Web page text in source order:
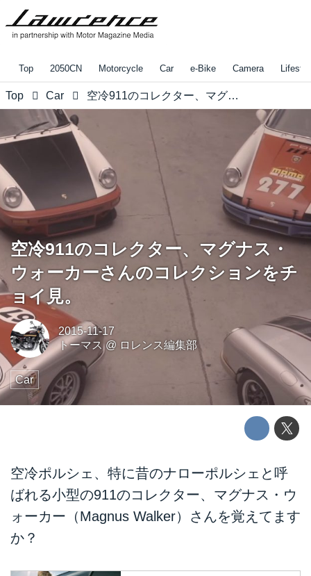
Top 2050CN Motorcycle Car e-Bike Camera
Top Car 空冷911のコレクター、マグナス・ウォーカーさんのコレクションをチョイ見。
空冷911のコレクター、マグナス・
ウォーカーさんのコレクションをチ
ョイ見。
2015-11-17
トーマス @ ロレンス編集部
Car
空冷ポルシェ、特に昔のナローポルシェと呼
ばれる小型の911のコレクター、マグナス・ウ
ォーカー（Magnus Walker）さんを覚えてます
か？